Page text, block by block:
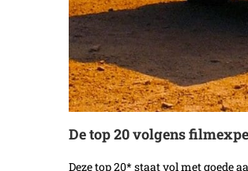
De top 20 volgens
Deze top 20* staat vol met goede